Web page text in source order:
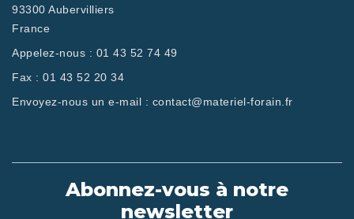
93300 Aubervilliers
France
Appelez-nous : 01 43 52 74 49
Fax : 01 43 52 20 34
Envoyez-nous un e-mail : contact@materiel-forain.fr
Abonnez-vous à notre
newsletter